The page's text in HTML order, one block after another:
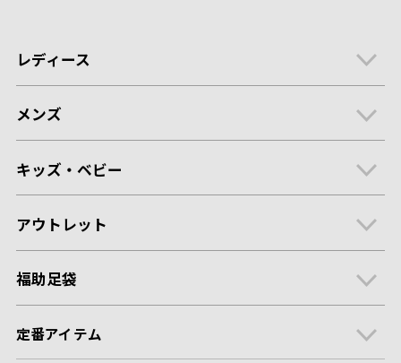
レディース
メンズ
キッズ・ベビー
アウトレット
福助足袋
定番アイテム